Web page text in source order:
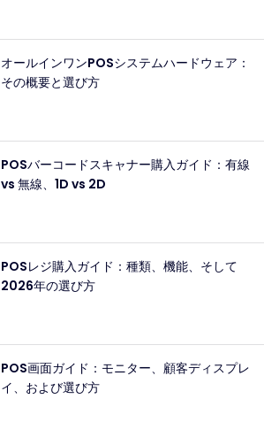
オールインワンPOSシステムハードウェア：
その概要と選び方
POSバーコードスキャナー購入ガイド：有線
vs 無線、1D vs 2D
POSレジ購入ガイド：種類、機能、そして
2026年の選び方
POS画面ガイド：モニター、顧客ディスプレ
イ、および選び方